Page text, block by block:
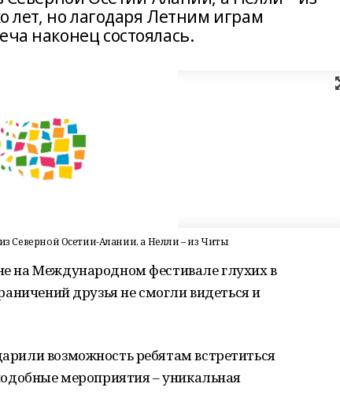
лет, но лагодаря Летним играм
наконец состоялась.
Северной Осетии-Алании, а Нелли – из Читы
на Международном фестивале глухих в
друзья не смогли видеться и
возможность ребятам встретиться
мероприятия – уникальная